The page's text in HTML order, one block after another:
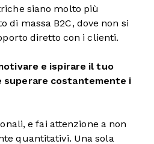
siano molto più
di massa B2C, dove non si
diretto con i clienti.
e ispirare il tuo
superare costantemente i
e fai attenzione a non
quantitativi. Una sola